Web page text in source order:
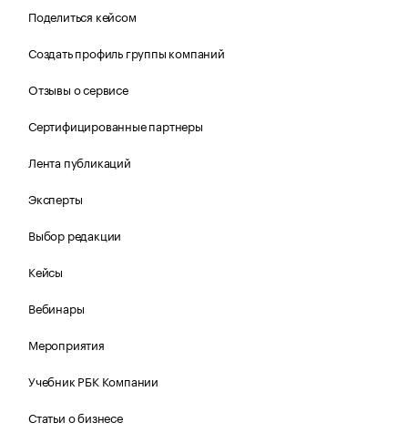
Поделиться кейсом
Создать профиль группы компаний
Отзывы о сервисе
Сертифицированные партнеры
Лента публикаций
Эксперты
Выбор редакции
Кейсы
Вебинары
Мероприятия
Учебник РБК Компании
Статьи о бизнесе